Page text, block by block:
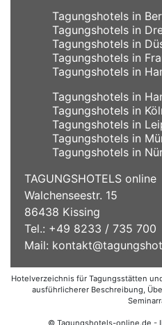
Tagungshotels in
Tagungshotels in
Tagungshotels in
Tagungshotels in
Tagungshotels in
Tagungshotels in
Tagungshotels in
Tagungshotels in
Tagungshotels in
Tagungshotels in
TAGUNGSHOTELS online
Walchenseestr. 15
86438 Kissing
Tel.: +49 8233 / 735 700
Mail:
Hotelverzeichnis für Tagungsstätten
ausführlicherer Beschreibung,